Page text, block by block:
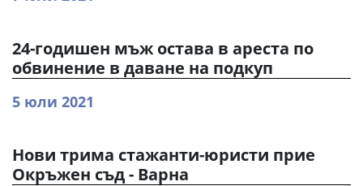
24-годишен мъж остава в ареста по
обвинение в даване на подкуп
5 юли 2021
Нови трима стажанти-юристи прие
Окръжен съд - Варна